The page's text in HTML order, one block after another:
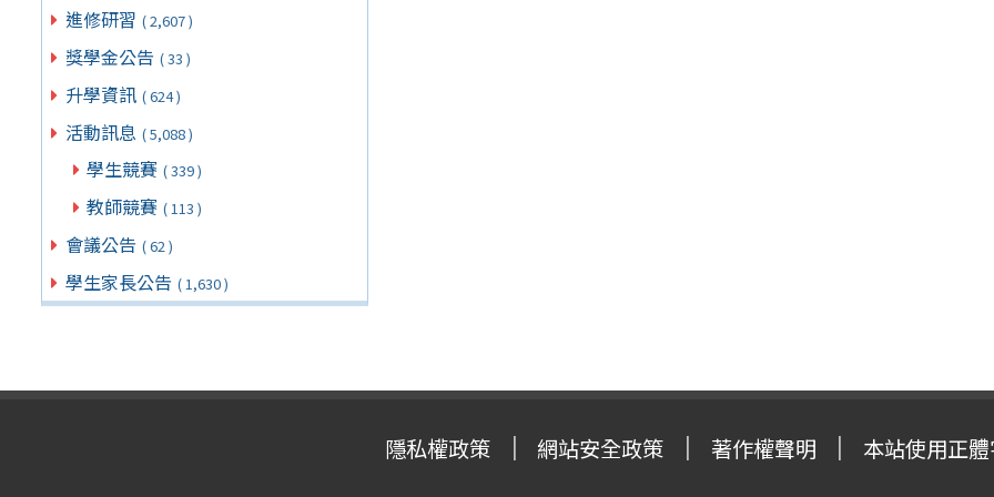
進修研習 ( 2,607 )
獎學金公告 ( 33 )
升學資訊 ( 624 )
活動訊息 ( 5,088 )
學生競賽 ( 339 )
教師競賽 ( 113 )
會議公告 ( 62 )
學生家長公告 ( 1,630 )
隱私權政策 網站安全政策 著作權聲明 本站使用正